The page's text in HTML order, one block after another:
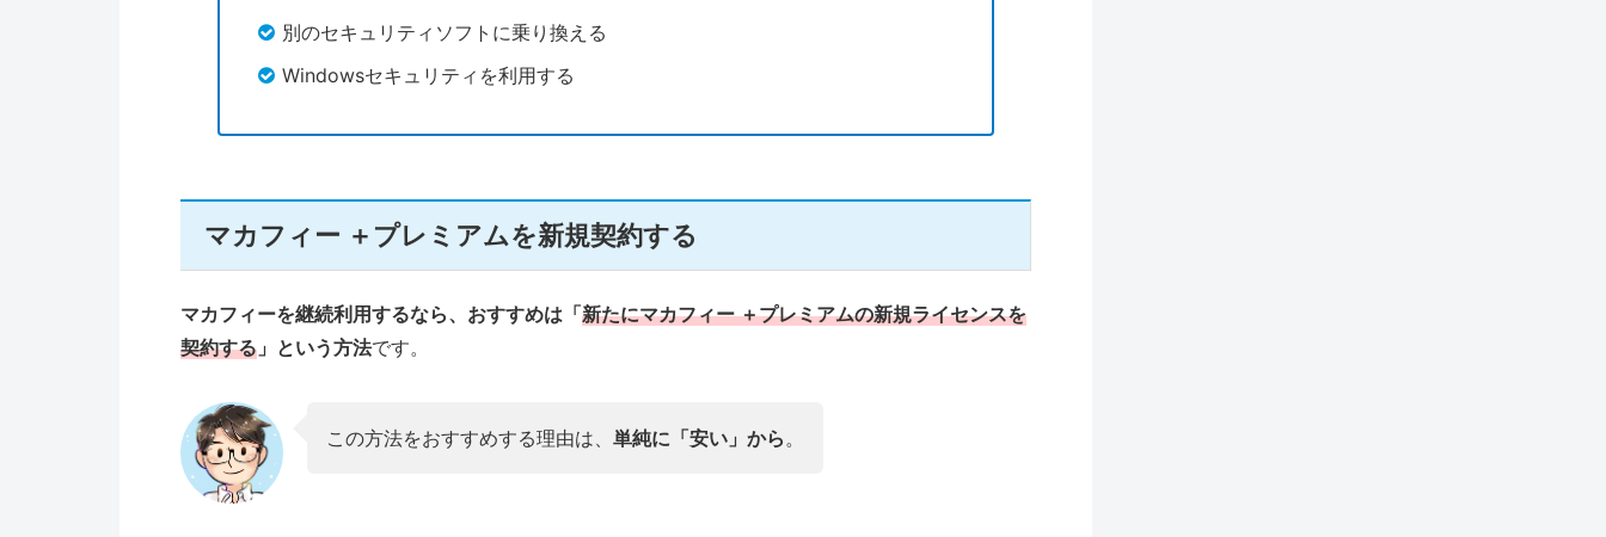
別のセキュリティソフトに乗り換える
Windowsセキュリティを利用する
マカフィー ＋プレミアムを新規契約する
マカフィーを継続利用するなら、おすすめは「新たにマカフィー ＋プレミアムの新規ライセンスを
契約する 」という方法です。
この方法をおすすめする理由は、 単純に「安い」から 。